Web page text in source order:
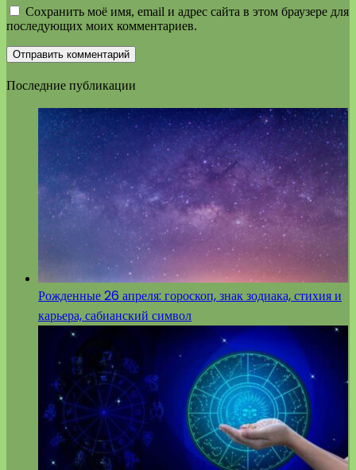
Сохранить моё имя, email и адрес сайта в этом браузере для
последующих моих комментариев.
Последние публикации
Рожденные 26 апреля: гороскоп, знак зодиака, стихия и
карьера, сабианский символ